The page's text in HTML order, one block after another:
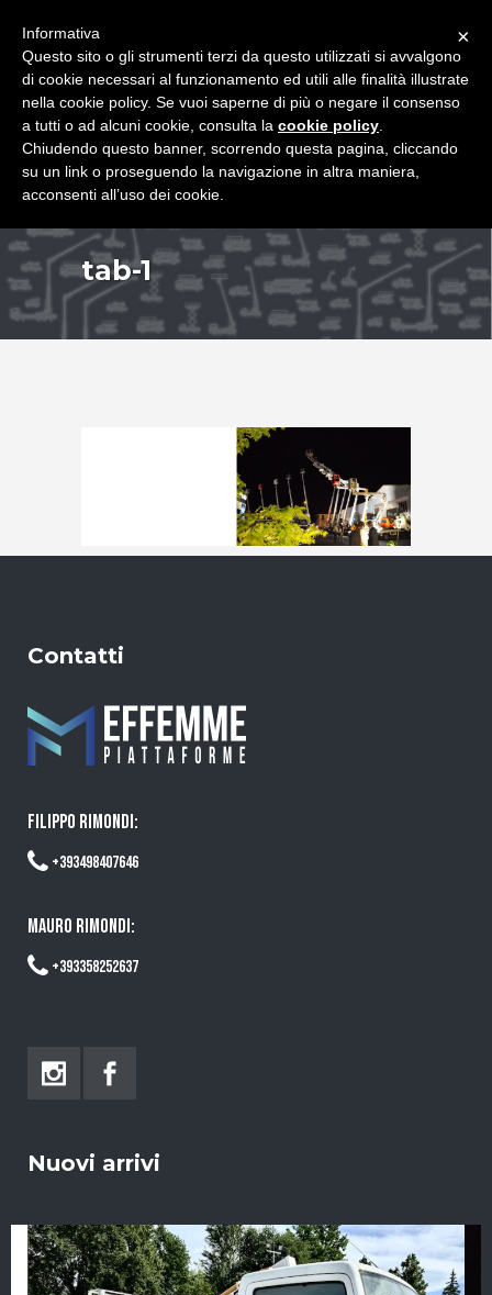
tab-1
Contatti
FILIPPO RIMONDI:
+393498407646
MAURO RIMONDI:
+393358252637
Nuovi arrivi
×
Informativa
Questo sito o gli strumenti terzi da questo utilizzati si avvalgono
di cookie necessari al funzionamento ed utili alle finalità illustrate
nella cookie policy. Se vuoi saperne di più o negare il consenso
a tutti o ad alcuni cookie, consulta la cookie policy
Chiudendo questo banner, scorrendo questa pagina, cliccando
su un link o proseguendo la navigazione in altra maniera,
acconsenti all’uso dei cookie.